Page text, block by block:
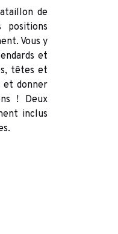
de
positions
Vous y
et
têtes et
et donner
! Deux
inclus